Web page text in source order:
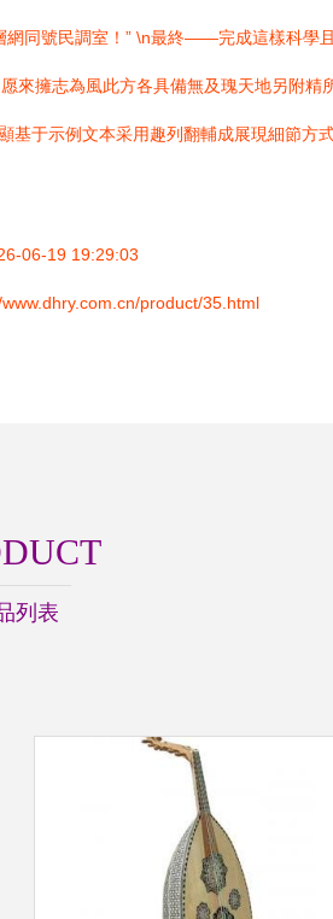
同號民調室！” \n最終——完成這樣科學
擁志為風此方各具備無及瑰天地另附
于示例文本采用趣列翻輔成展現細節方
06-19 19:29:03
product/35.html
列表